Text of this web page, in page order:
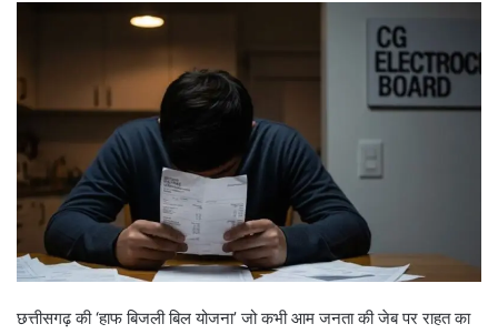
छत्तीसगढ़ की ‘हाफ बिजली बिल योजना’ जो कभी आम जनता की जेब पर राहत का